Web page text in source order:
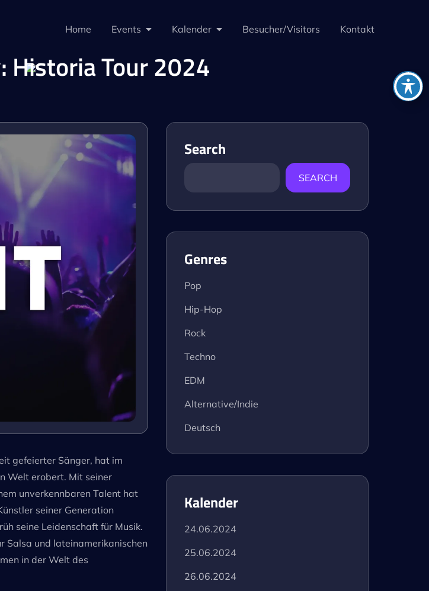
Home Events Kalender Besucher/Visitors Kontakt
Historia Tour 2024
gefeierter Sänger, hat im
Welt erobert. Mit seiner
unverkennbaren Talent hat
seiner Generation
seine Leidenschaft für Musik.
Salsa und lateinamerikanischen
in der Welt des
Search
SEARCH
Genres
Pop
Hip-Hop
Rock
Techno
EDM
Alternative/Indie
Deutsch
Kalender
24.06.2024
25.06.2024
26.06.2024